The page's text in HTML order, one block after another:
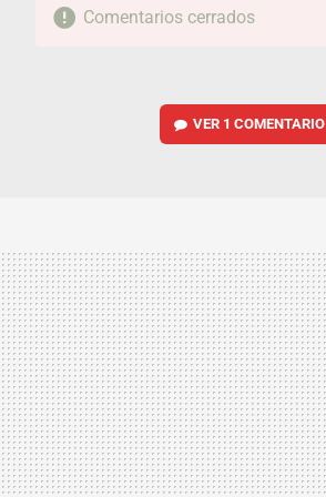
Comentarios cerrados
VER 1 COMENTARIO